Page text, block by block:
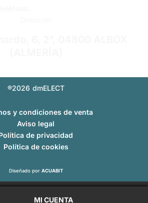
®2026 dmELECT
y condiciones de venta
Aviso legal
de privacidad
Política de cookies
Diseñado por ACUABIT
MI CUENTA